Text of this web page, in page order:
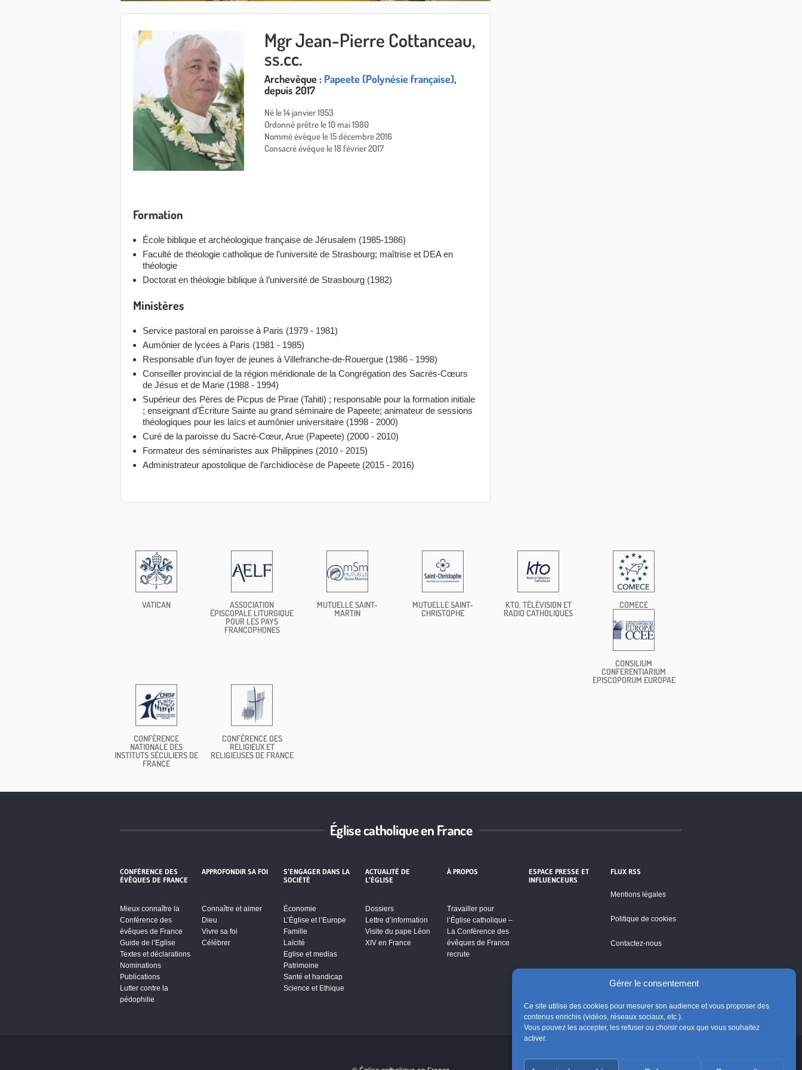
Gérer le consentement
Ce site utilise des cookies pour mesurer son audience et vous proposer des
contenus enrichis (vidéos, réseaux sociaux, etc.).
Vous pouvez les accepter, les refuser ou choisir ceux que vous souhaitez
activer.
Mgr Jean-Pierre Cottanceau,
ss.cc.
Archevêque : Papeete (Polynésie française),
depuis 2017
Né le 14 janvier 1953
Ordonné prêtre le 10 mai 1980
Nommé évêque le 15 décembre 2016
Consacré évêque le 18 février 2017
Formation
École biblique et archéologique française de Jérusalem (1985-1986)
Faculté de théologie catholique de l’université de Strasbourg; maîtrise et DEA en
théologie
Doctorat en théologie biblique à l’université de Strasbourg (1982)
Ministères
Service pastoral en paroisse à Paris (1979 - 1981)
Aumônier de lycées à Paris (1981 - 1985)
Responsable d’un foyer de jeunes à Villefranche-de-Rouergue (1986 - 1998)
Conseiller provincial de la région méridionale de la Congrégation des Sacrés-Cœurs
de Jésus et de Marie (1988 - 1994)
Supérieur des Pères de Picpus de Pirae (Tahiti) ; responsable pour la formation initiale
; enseignant d’Écriture Sainte au grand séminaire de Papeete; animateur de sessions
théologiques pour les laïcs et aumônier universitaire (1998 - 2000)
Curé de la paroisse du Sacré-Cœur, Arue (Papeete) (2000 - 2010)
Formateur des séminaristes aux Philippines (2010 - 2015)
Administrateur apostolique de l’archidiocèse de Papeete (2015 - 2016)
VATICAN
ASSOCIATION
ÉPISCOPALE LITURGIQUE
POUR LES PAYS
FRANCOPHONES
MUTUELLE SAINT-
MARTIN
MUTUELLE SAINT-
CHRISTOPHE
KTO, TÉLÉVISION ET
RADIO CATHOLIQUES
COMECE
CONSILIUM
CONFERENTIARIUM
EPISCOPORUM EUROPAE
CONFÉRENCE
NATIONALE DES
INSTITUTS SÉCULIERS DE
FRANCE
CONFÉRENCE DES
RELIGIEUX ET
RELIGIEUSES DE FRANCE
Église catholique en France
CONFÉRENCE DES
ÉVÊQUES DE FRANCE
Mieux connaître la
Conférence des
évêques de France
Guide de l’Eglise
Textes et déclarations
Nominations
Publications
Lutter contre la
pédophilie
APPROFONDIR SA FOI
Connaître et aimer
Dieu
Vivre sa foi
Célébrer
S’ENGAGER DANS LA
SOCIÉTÉ
Économie
L’Église et l’Europe
Famille
Laïcité
Eglise et medias
Patrimoine
Santé et handicap
Science et Ethique
ACTUALITÉ DE
L’ÉGLISE
Dossiers
Lettre d’information
Visite du pape Léon
XIV en France
À PROPOS
Travailler pour
l’Église catholique –
La Conférence des
évêques de France
recrute
ESPACE PRESSE ET
INFLUENCEURS
FLUX RSS
Mentions légales
Politique de cookies
Contactez-nous